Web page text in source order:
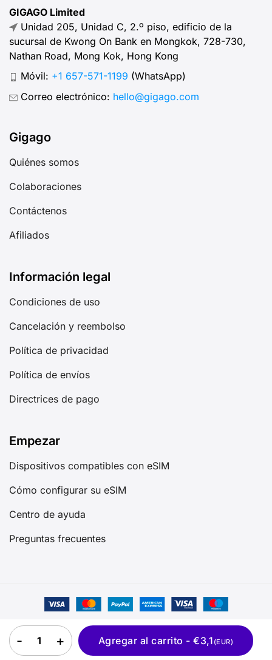
eSIM Albania quantity
Agregar al carrito - €3,1 (EUR)
GIGAGO Limited
Unidad 205, Unidad C, 2.º piso, edificio de la
sucursal de Kwong On Bank en Mongkok, 728-730,
Nathan Road, Mong Kok, Hong Kong
Móvil: +1 657-571-1199 (WhatsApp)
Correo electrónico: hello@gigago.com
Gigago
Quiénes somos
Colaboraciones
Contáctenos
Afiliados
Información legal
Condiciones de uso
Cancelación y reembolso
Política de privacidad
Política de envíos
Directrices de pago
Empezar
Dispositivos compatibles con eSIM
Cómo configurar su eSIM
Centro de ayuda
Preguntas frecuentes
©2025 GIGAGO Todos los derechos reservados